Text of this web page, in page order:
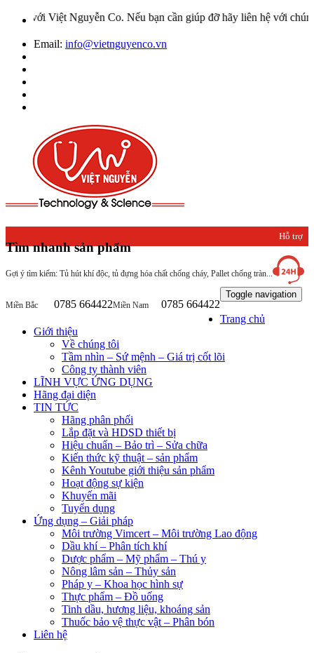
Việt Nguyễn Co. Nếu bạn cần giúp đỡ hãy liên hệ với chúng tôi
Email: info@vietnguyenco.vn
Tìm nhanh sản phẩm
Gợi ý tìm kiếm: Tủ hút khí độc, tủ đựng hóa chất chống cháy, Pallet chống tràn...
Hỗ trợ
khách
hàng
Miền Bắc 0785 664422Miền Nam 0785 664422
Toggle navigation
Trang chủ
Giới thiệu
Về chúng tôi
Tầm nhìn – Sứ mệnh – Giá trị cốt lõi
Công ty thành viên
LĨNH VỰC ỨNG DỤNG
Hãng đại diện
TIN TỨC
Hãng phân phối
Lắp đặt và HDSD thiết bị
Hiệu chuẩn – Bảo trì – Sửa chữa
Kiến thức kỹ thuật – sản phẩm
Kênh Youtube giới thiệu sản phẩm
Hoạt động sự kiện
Khuyến mãi
Tuyển dụng
Ứng dụng – Giải pháp
Môi trường Vimcert – Môi trường Lao động
Dầu khí – Phân tích khí
Dược phẩm – Mỹ phẩm – Thú y
Nông lâm sản – Thủy sản
Pháp y – Khoa học hình sự
Thực phẩm – Đồ uống
Tinh dầu, hương liệu, khoáng sản
Thuốc bảo vệ thực vật – Phân bón
Liên hệ